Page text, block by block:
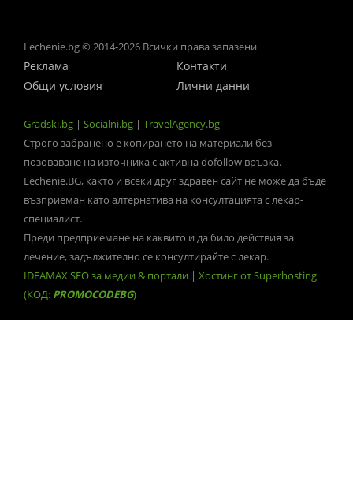
Lechenie.bg © 2014-2026 Всички права запазени
Реклама
Контакти
Общи условия
Лични данни
Gradski.bg | Socialni.bg | TravelAgency.bg
Строго забранено е копирането на материали без
позоваване на източника с активна dofollow връзка.
Lechenie.BG, както и всеки друг здравен сайт не може да бъде
възприеман като алтернатива на консултацията с лекар-
специалист.
Преди предприемане на каквито и да било действия за
лечение, задължително се консултирайте с лекар.
IDEAMAX SEO за медии & портали | Хостинг от Superhosting
(КОД: PROMOCODEBG)